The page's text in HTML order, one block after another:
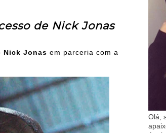
de Nick Jonas
Nick Jonas em parceria com a
Olá,